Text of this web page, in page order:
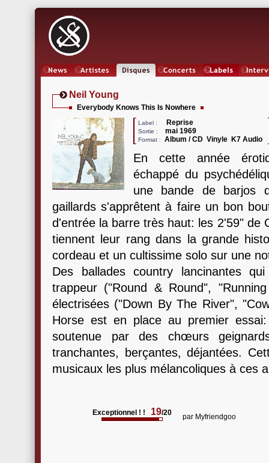
Neil Young
Everybody Knows This Is Nowhere
Label : Reprise
Sortie : mai 1969
Format : Album / CD Vinyle K7 Audio
En cette année
échappé du
une bande de barjos
gaillards s'apprêtent à faire un bon
d'entrée la barre très haut: les 2'59" de
tiennent leur rang dans la grande
cordeau et un cultissime solo sur une
Des ballades country lancinantes
trappeur ("Round & Round",
électrisées ("Down By The River",
Horse est en place au premier
soutenue par des chœurs
tranchantes, berçantes, déjantées.
musicaux les plus mélancoliques à ces
Exceptionnel ! ! 19/20 par Myfriendgoo